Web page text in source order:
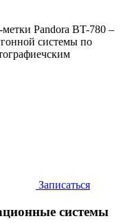
Pandora BT-780 –
системы по
Записаться
системы